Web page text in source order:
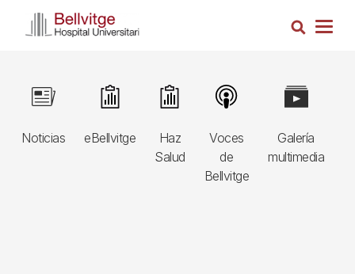
Busca
Navegació
principal
3r
Noticias
Image
eBellvitge
Image
Haz
Salud
Image
Voces
de
Bellvitge
Image
Galería
multimedia
Image